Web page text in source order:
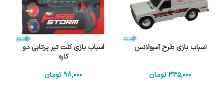
اسباب بازی طرح آمبولانس
335٬000تومان
اسباب بازی کلت تیر پرتابی دو
کاره
98٬000 تومان